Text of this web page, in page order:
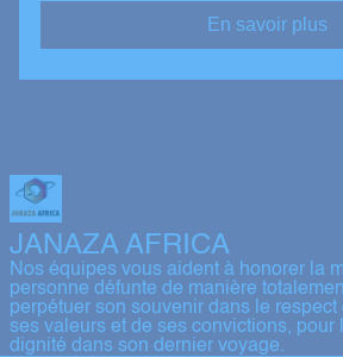
En savoir plus
JANAZA AFRICA
Nos équipes vous aident à honorer la
personne défunte de manière
perpétuer son souvenir dans le
ses valeurs et de ses convictions, pour
dignité dans son dernier voyage.